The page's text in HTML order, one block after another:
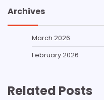
Archives
March 2026
February 2026
Related Posts